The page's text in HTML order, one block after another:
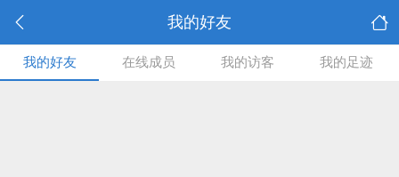
我的好友
我的好友 在线成员 我的访客 我的足迹